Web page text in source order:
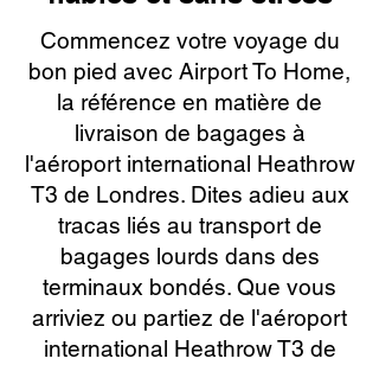
Commencez votre voyage du
bon pied avec Airport To Home,
la référence en matière de
livraison de bagages à
l'aéroport international Heathrow
T3 de Londres. Dites adieu aux
tracas liés au transport de
bagages lourds dans des
terminaux bondés. Que vous
arriviez ou partiez de l'aéroport
international Heathrow T3 de